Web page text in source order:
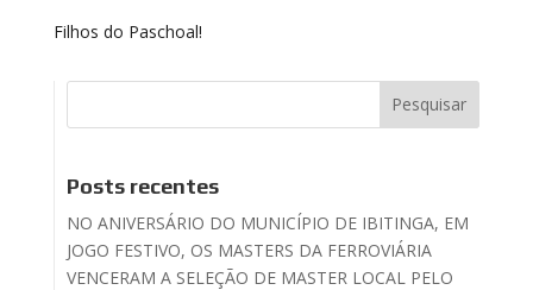
Filhos do Paschoal!
Posts recentes
NO ANIVERSÁRIO DO MUNICÍPIO DE IBITINGA, EM
JOGO FESTIVO, OS MASTERS DA FERROVIÁRIA
VENCERAM A SELEÇÃO DE MASTER LOCAL PELO